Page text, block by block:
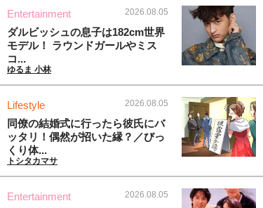
Entertainment 2026.08.05
ダルビッシュの息子は182cm世界
モデル！ ラウンドガールやミス
コ...
ゆるま 小林
Lifestyle 2026.08.05
同僚の結婚式に行ったら彼氏にバ
ッタリ！偶然が招いた縁？／びっ
くり体...
トシタカマサ
Entertainment 2026.08.05